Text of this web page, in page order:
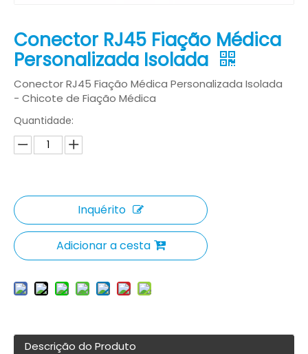
Conector RJ45 Fiação Médica
Personalizada Isolada
Conector RJ45 Fiação Médica Personalizada Isolada
- Chicote de Fiação Médica
Quantidade:
Inquérito
Adicionar a cesta
Descrição do Produto